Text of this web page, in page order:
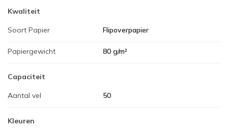
Kwaliteit
Soort Papier Flipoverpapier
Papiergewicht 80 g/m²
Capaciteit
Aantal vel 50
Kleuren